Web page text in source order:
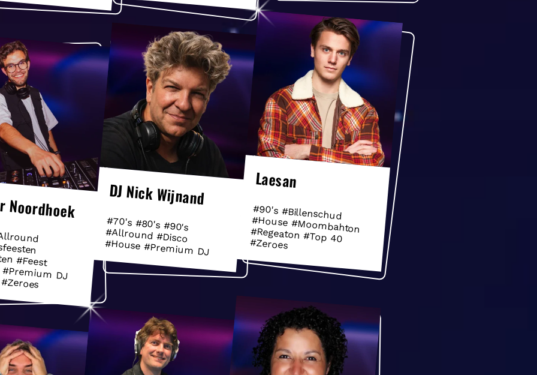
Noordhoek
#Feest
DJ
DJ Nick Wijnand
#70's #80's #90's
#Allround #Disco
#House #Premium DJ
Laesan
#90's #Billenschud
#House #Moombahton
#Regeaton #Top 40
#Zeroes